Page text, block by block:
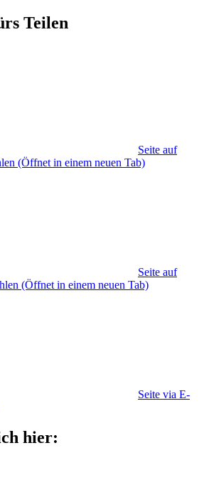
Teilen
Seite auf
(Öffnet in einem neuen Tab)
Seite auf
(Öffnet in einem neuen Tab)
Seite via E-
hier: